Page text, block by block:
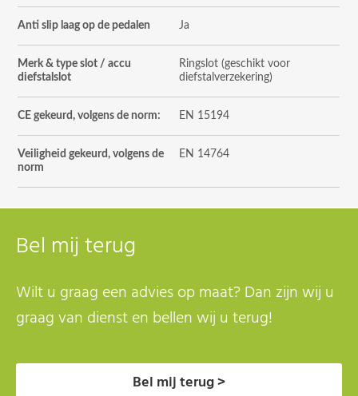
Anti slip laag op de pedalen Ja
Merk & type slot / accu
diefstalslot
Ringslot (geschikt voor
diefstalverzekering)
CE gekeurd, volgens de norm: EN 15194
Veiligheid gekeurd, volgens de
norm
EN 14764
Bel mij terug
Wilt u graag een advies op maat? Dan zijn wij u
graag van dienst en bellen wij u terug!
Bel mij terug >